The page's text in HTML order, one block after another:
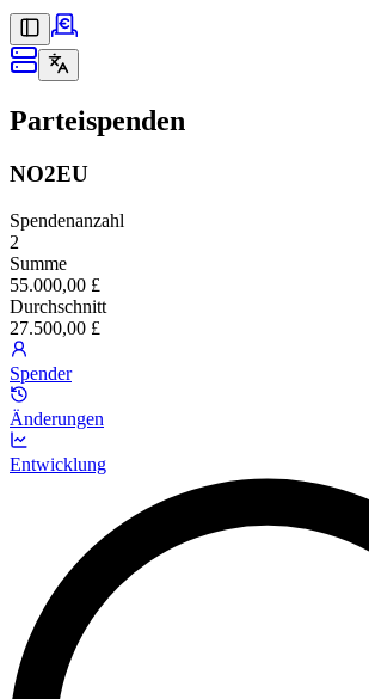
Parteispenden
NO2EU
Spendenanzahl
2
Summe
55.000,00 £
Durchschnitt
27.500,00 £
Spender
Änderungen
Entwicklung